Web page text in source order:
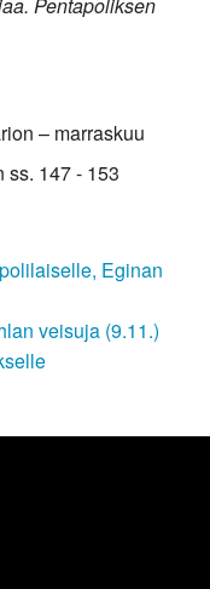
– marraskuu
ss. 147 - 153
Eginan
veisuja (9.11.)